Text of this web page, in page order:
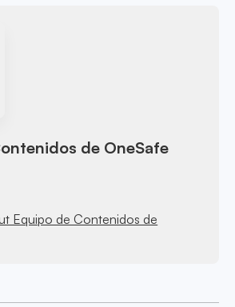
de OneSafe
Equipo de Contenidos de